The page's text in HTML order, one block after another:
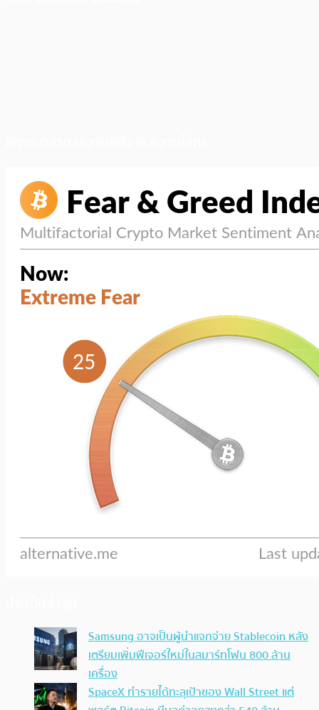
Samsung อาจเป็นผู้นำแจกจ่าย Stablecoin หลัง
เตรียมเพิ่มฟีเจอร์ใหม่ในสมาร์ทโฟน 800 ล้าน
เครื่อง
SpaceX ทำรายได้ทะลุเป้าของ Wall Street แต่